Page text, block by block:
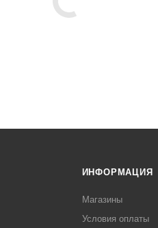
ИНФОРМАЦИЯ
Магазины
Условия оплаты